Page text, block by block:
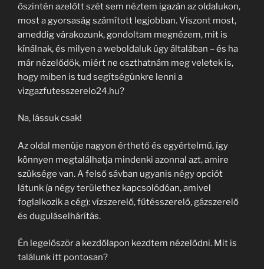
őszintén azelőtt szét sem néztem igazán az oldalukon,
most a gyorsaság számított legjobban. Viszont most,
ameddig várakozunk, gondoltam megnézem, mit is
kínálnak, és milyen a weboldaluk úgy általában – és ha
már nézelődök, miért ne oszthatnám meg veletek is,
hogy miben is tud segítségünkre lenni a
vizgazfutesszerelo24.hu?
Na, lássuk csak!
Az oldal menüje nagyon érthető és egyértelmű, így
könnyen megtalálhatja mindenki azonnal azt, amire
szüksége van. A felső sávban ugyanis négy opciót
látunk (a négy területhez kapcsolódóan, amivel
foglalkozik a cég): vízszerelő, fűtésszerelő, gázszerelő
és duguláselhárítás.
Én legelőször a kezdőlapon kezdtem nézelődni. Mit is
találunk itt pontosan?